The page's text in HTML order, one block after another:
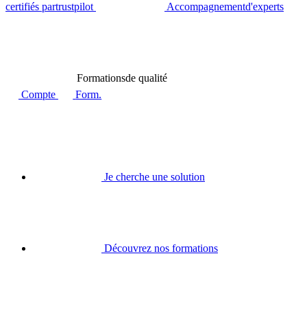
certifiés partrustpilot Accompagnementd'experts
Formationsde qualité
Compte
Form.
Je cherche une solution
Découvrez nos formations